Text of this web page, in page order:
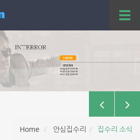
T
e
i
g
a
Home 안심집수리 집수리 소식